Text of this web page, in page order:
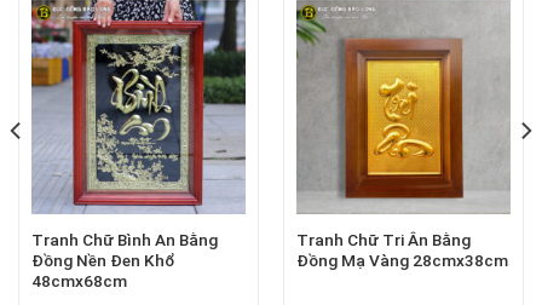
Tranh Chữ Bình An Bằng
Đồng Nền Đen Khổ
48cmx68cm
Tranh Chữ Tri Ân Bằng
Đồng Mạ Vàng 28cmx38cm